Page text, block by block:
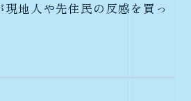
現地人や先住民の反感を買っ